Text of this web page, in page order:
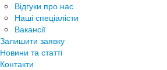
Відгуки про нас
Наші спеціалісти
Вакансії
Залишити заявку
Новини та статті
Контакти